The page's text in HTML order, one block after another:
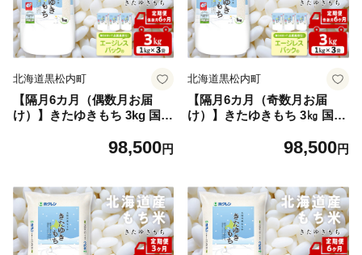
北海道黒松内町
【隔月6カ月（偶数月お届
け）】きたゆきもち 3kg 国産
98,500円
北海道黒松内町
【隔月6カ月（奇数月お届
け）】きたゆきもち 3㎏ 国産
98,500円